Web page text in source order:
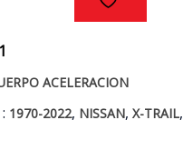
ACELERACION
1970-2022, NISSAN,X-TRAIL,